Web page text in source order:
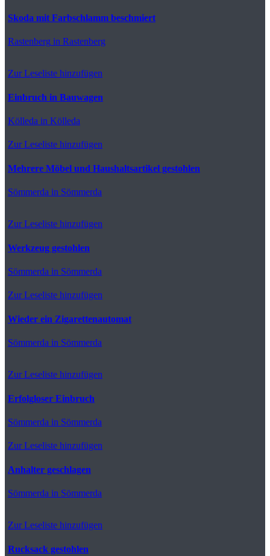
Skoda mit Farbschlamm beschmiert
Rastenberg in Rastenberg
Zur Leseliste hinzufügen
Einbruch in Bauwagen
Kölleda in Kölleda
Zur Leseliste hinzufügen
Mehrere Möbel und Haushaltsartikel gestohlen
Sömmerda in Sömmerda
Zur Leseliste hinzufügen
Werkzeug gestohlen
Sömmerda in Sömmerda
Zur Leseliste hinzufügen
Wieder ein Zigarettenautomat
Sömmerda in Sömmerda
Zur Leseliste hinzufügen
Erfolgloser Einbruch
Sömmerda in Sömmerda
Zur Leseliste hinzufügen
Anhalter geschlagen
Sömmerda in Sömmerda
Zur Leseliste hinzufügen
Rucksack gestohlen